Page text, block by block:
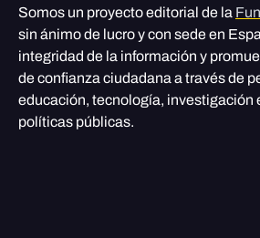
Somos un proyecto editorial de la
sin ánimo de lucro y con sede en
integridad de la información y
de confianza ciudadana a través de
educación, tecnología, investigación
políticas públicas.